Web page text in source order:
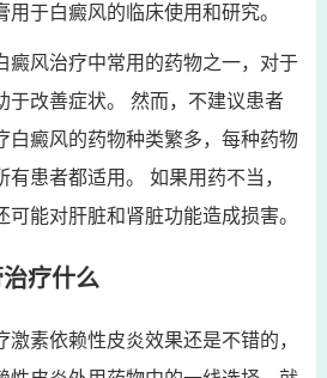
于白癜风的临床使用和研究。
癜风治疗中常用的药物之一，对于
于改善症状。 然而，不建议患者
白癜风的药物种类繁多，每种药物
患者都适用。 如果用药不当，
能对肝脏和肾脏功能造成损害。
疗什么
激素依赖性皮炎效果还是不错的，